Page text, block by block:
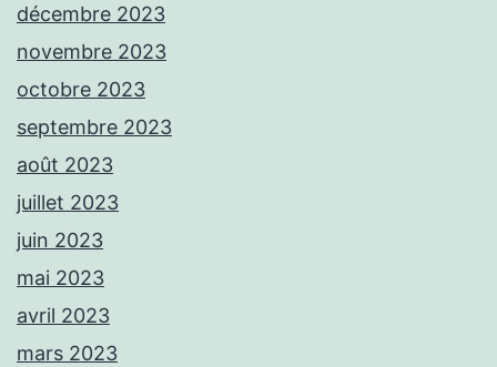
décembre 2023
novembre 2023
octobre 2023
septembre 2023
août 2023
juillet 2023
juin 2023
mai 2023
avril 2023
mars 2023